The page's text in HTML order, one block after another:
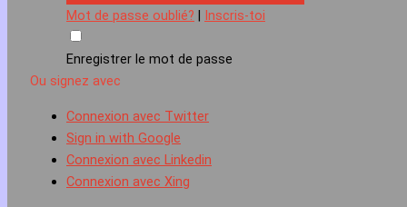
Mot de passe oublié? Inscris-toi
Enregistrer le mot de passe
Ou signez avec
Connexion avec Twitter
Sign in with Google
Connexion avec Linkedin
Connexion avec Xing